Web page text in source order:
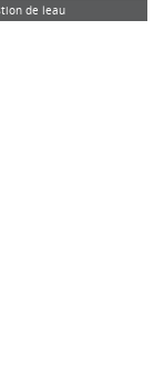
de leau